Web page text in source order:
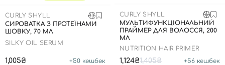
CURLY SHYLL
СИРОВАТКА З ПРОТЕЇНАМИ
ШОВКУ, 70 МЛ
SILKY OIL SERUM
1,005₴ +50 кешбек
CURLY SHYLL
МУЛЬТИФУНКЦІОНАЛЬНИЙ
ПРАЙМЕР ДЛЯ ВОЛОССЯ, 200
МЛ
NUTRITION HAIR PRIMER
1,124₴1,405₴ +56 кешбек